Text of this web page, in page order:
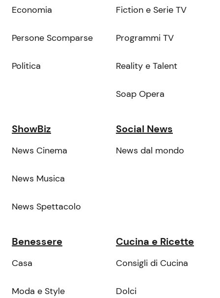
Economia
Persone Scomparse
Politica
Fiction e Serie TV
Programmi TV
Reality e Talent
Soap Opera
ShowBiz
News Cinema
News Musica
News Spettacolo
Social News
News dal mondo
Benessere
Casa
Moda e Style
Cucina e Ricette
Consigli di Cucina
Dolci